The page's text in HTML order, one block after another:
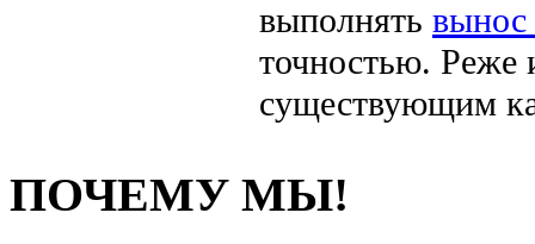
выполнять вынос
точностью. Реже
существующим
ПОЧЕМУ МЫ!